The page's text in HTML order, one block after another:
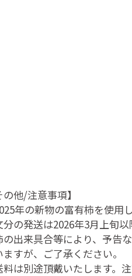
の他/注意事項】
年の新物の富有柿を使用
の発送は2026年3月上旬以
出来具合等により、予告
ますが、ご了承ください。
は別途頂戴いたします。